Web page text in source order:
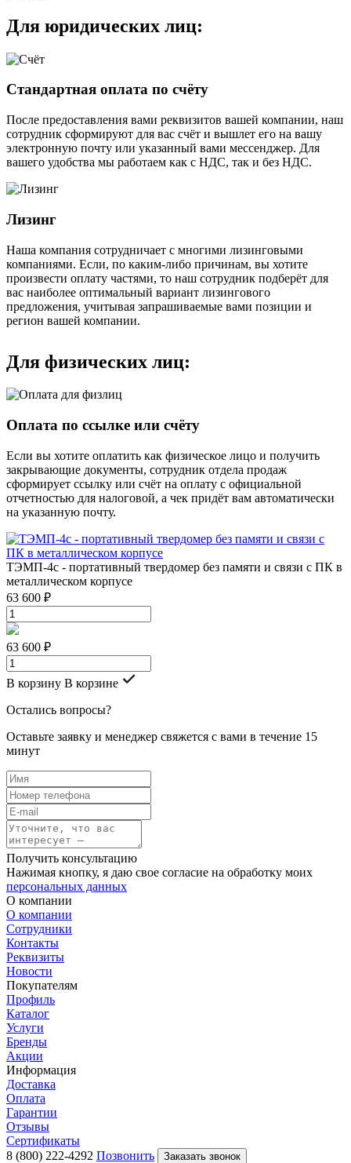
Для юридических лиц:
Стандартная оплата по счёту
После предоставления вами реквизитов вашей компании, наш
сотрудник сформируют для вас счёт и вышлет его на вашу
электронную почту или указанный вами мессенджер. Для
вашего удобства мы работаем как с НДС, так и без НДС.
Лизинг
Наша компания сотрудничает с многими лизинговыми
компаниями. Если, по каким-либо причинам, вы хотите
произвести оплату частями, то наш сотрудник подберёт для
вас наиболее оптимальный вариант лизингового
предложения, учитывая запрашиваемые вами позиции и
регион вашей компании.
Для физических лиц:
Оплата по ссылке или счёту
Если вы хотите оплатить как физическое лицо и получить
закрывающие документы, сотрудник отдела продаж
сформирует ссылку или счёт на оплату с официальной
отчетностью для налоговой, а чек придёт вам автоматически
на указанную почту.
ТЭМП-4с - портативный твердомер без памяти и связи с ПК в
металлическом корпусе
63 600 ₽
63 600 ₽
В корзину В корзине
Остались вопросы?
Оставьте заявку и менеджер свяжется с вами в течение 15
минут
Получить консультацию
Нажимая кнопку, я даю свое согласие на обработку моих
персональных данных
О компании
О компании
Сотрудники
Контакты
Реквизиты
Новости
Покупателям
Профиль
Каталог
Услуги
Бренды
Акции
Информация
Доставка
Оплата
Гарантии
Отзывы
Сертификаты
8 (800) 222-4292 Позвонить Заказать звонок